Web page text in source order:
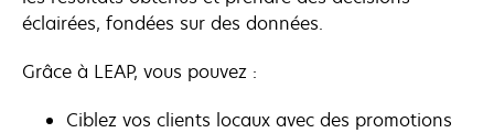
éclairées, fondées sur des données.
Grâce à LEAP, vous pouvez :
Ciblez vos clients locaux avec des promotions